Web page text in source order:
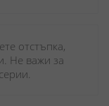
отстъпка,
Не важи за